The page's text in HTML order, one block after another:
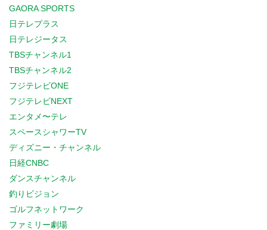
GAORA SPORTS
日テレプラス
日テレジータス
TBSチャンネル1
TBSチャンネル2
フジテレビONE
フジテレビNEXT
エンタメ〜テレ
スペースシャワーTV
ディズニー・チャンネル
日経CNBC
ダンスチャンネル
釣りビジョン
ゴルフネットワーク
ファミリー劇場